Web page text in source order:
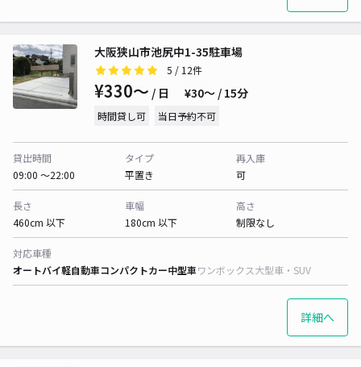
大阪狭山市池尻中1-35駐車場
5 / 12件
¥330〜 / 日 ¥30〜 / 15分
時間貸し可 当日予約不可
貸出時間
09:00 〜22:00
タイプ
平置き
再入庫
可
長さ
460cm 以下
車幅
180cm 以下
高さ
制限なし
対応車種
オートバイ軽自動車コンパクトカー中型車ワンボックス大型車・SUV
詳細へ